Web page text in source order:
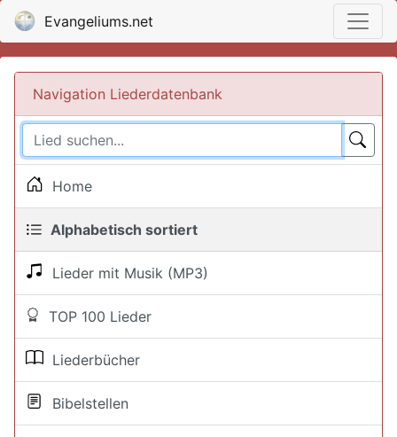
Evangeliums.net
Navigation Liederdatenbank
Home
Alphabetisch sortiert
Lieder mit Musik (MP3)
TOP 100 Lieder
Liederbücher
Bibelstellen